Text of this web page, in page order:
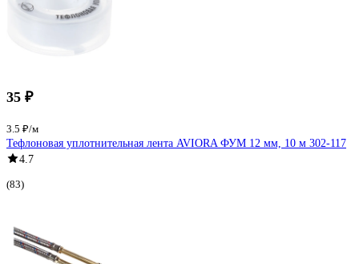
35 ₽
3.5 ₽/м
Тефлоновая уплотнительная лента AVIORA ФУМ 12 мм, 10 м 302-117
4.7
(83)